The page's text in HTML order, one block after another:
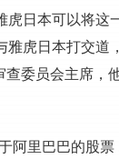
虎日本可以将这
雅虎日本打交道
查委员会主席
阿里巴巴的股